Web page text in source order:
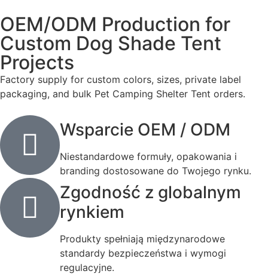
OEM/ODM Production for
Custom Dog Shade Tent
Projects
Factory supply for custom colors, sizes, private label
packaging, and bulk Pet Camping Shelter Tent orders.
Wsparcie OEM / ODM
Niestandardowe formuły, opakowania i
branding dostosowane do Twojego rynku.
Zgodność z globalnym
rynkiem
Produkty spełniają międzynarodowe
standardy bezpieczeństwa i wymogi
regulacyjne.